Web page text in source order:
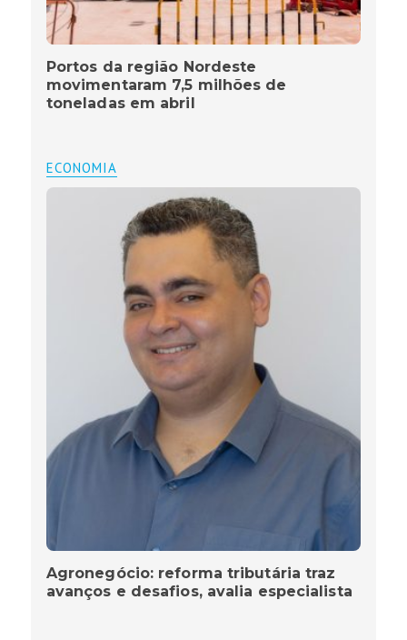
Portos da região Nordeste
movimentaram 7,5 milhões de
toneladas em abril
ECONOMIA
Agronegócio: reforma tributária traz
avanços e desafios, avalia especialista